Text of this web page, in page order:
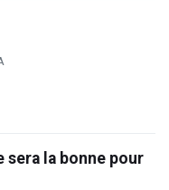
sera la bonne pour